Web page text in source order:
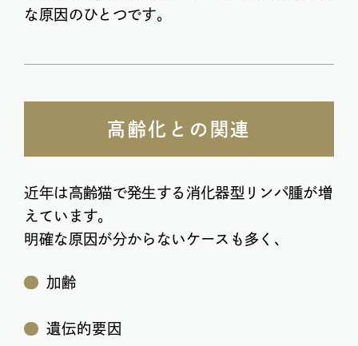
な原因のひとつです。
高齢化との関連
近年は高齢猫で発生する消化器型リンパ腫が増
えています。
明確な原因が分からないケースも多く、
加齢
遺伝的要因